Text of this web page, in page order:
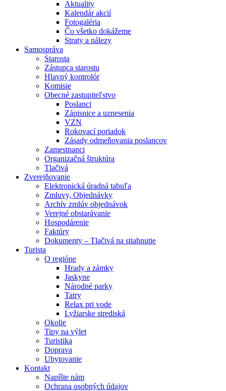
Aktuality
Kalendár akcií
Fotogaléria
Čo všetko dokážeme
Straty a nálezy
Samospráva
Starosta
Zástupca starostu
Hlavný kontrolór
Komisie
Obecné zastupiteľstvo
Poslanci
Zápisnice a uznesenia
VZN
Rokovací poriadok
Zásady odmeňovania poslancov
Zamestnanci
Organizačná štruktúra
Tlačivá
Zverejňovanie
Elektronická úradná tabuľa
Zmluvy, Objednávky
Archív zmlúv objednávok
Verejné obstarávanie
Hospodárenie
Faktúry
Dokumenty – Tlačivá na stiahnutie
Turista
O regióne
Hrady a zámky
Jaskyne
Národné parky
Tatry
Relax pri vode
Lyžiarske strediská
Okolie
Tipy na výlet
Turistika
Doprava
Ubytovanie
Kontakt
Napíšte nám
Ochrana osobných údajov